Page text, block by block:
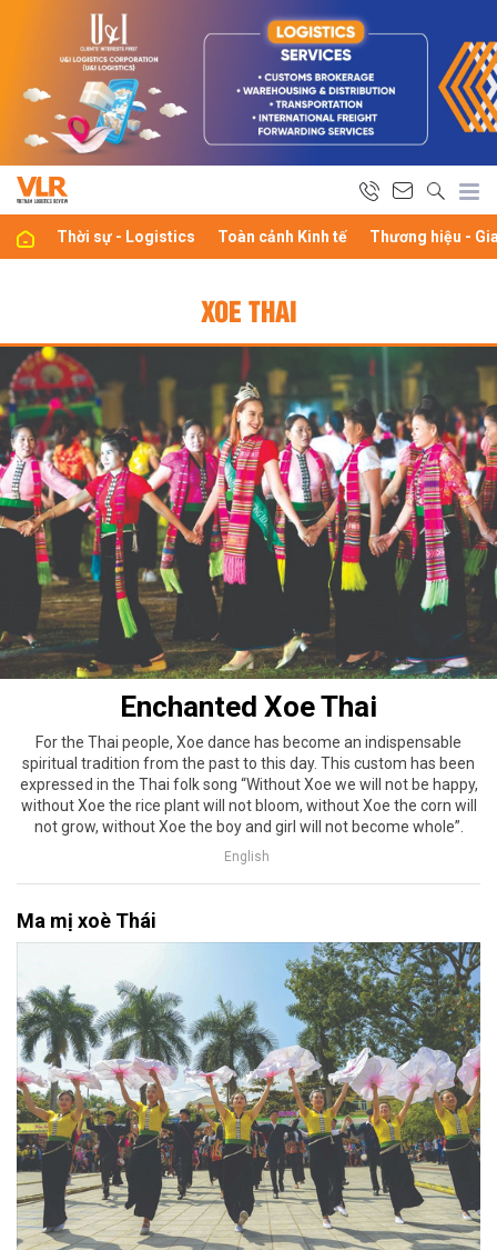
Thời sự - Logistics Toàn cảnh Kinh tế Thương hiệu -
XOE THAI
Enchanted Xoe Thai
For the Thai people, Xoe dance has become an indispensable
spiritual tradition from the past to this day. This custom has been
expressed in the Thai folk song “Without Xoe we will not be happy,
without Xoe the rice plant will not bloom, without Xoe the corn will
not grow, without Xoe the boy and girl will not become whole”.
English
Ma mị xoè Thái